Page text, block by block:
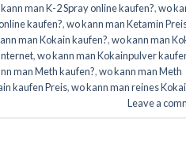
man K-2 Spray online kaufen?,wo
kaufen?,wo kann man Ketamin
man Kokain kaufen?,wo kann man
,wo kann man Kokainpulver
man Meth kaufen?,wo kann man Meth
kaufen Preis,wo kann man reines
Leave a